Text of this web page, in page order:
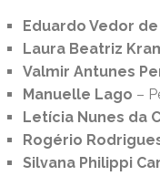
Eduardo Vedor
Laura Beatriz
Valmir Antunes
Manuelle Lago –
Letícia Nunes da
Rogério
Silvana Philippi